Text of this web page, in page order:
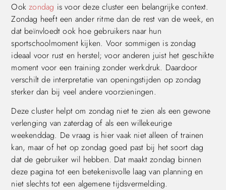
Ookzondag is voor deze cluster een belangrijke context.
Zondag heeft een ander ritme dan de rest van de week, en
dat beïnvloedt ook hoe gebruikers naar hun
sportschoolmoment kijken. Voor sommigen is zondag
ideaal voor rust en herstel; voor anderen juist het geschikte
moment voor een training zonder werkdruk. Daardoor
verschilt de interpretatie van openingstijden op zondag
sterker dan bij veel andere voorzieningen.
Deze cluster helpt om zondag niet te zien als een gewone
verlenging van zaterdag of als een willekeurige
weekenddag. De vraag is hier vaak niet alleen of trainen
kan, maar of het op zondag goed past bij het soort dag
dat de gebruiker wil hebben. Dat maakt zondag binnen
deze pagina tot een betekenisvolle laag van planning en
niet slechts tot een algemene tijdsvermelding.